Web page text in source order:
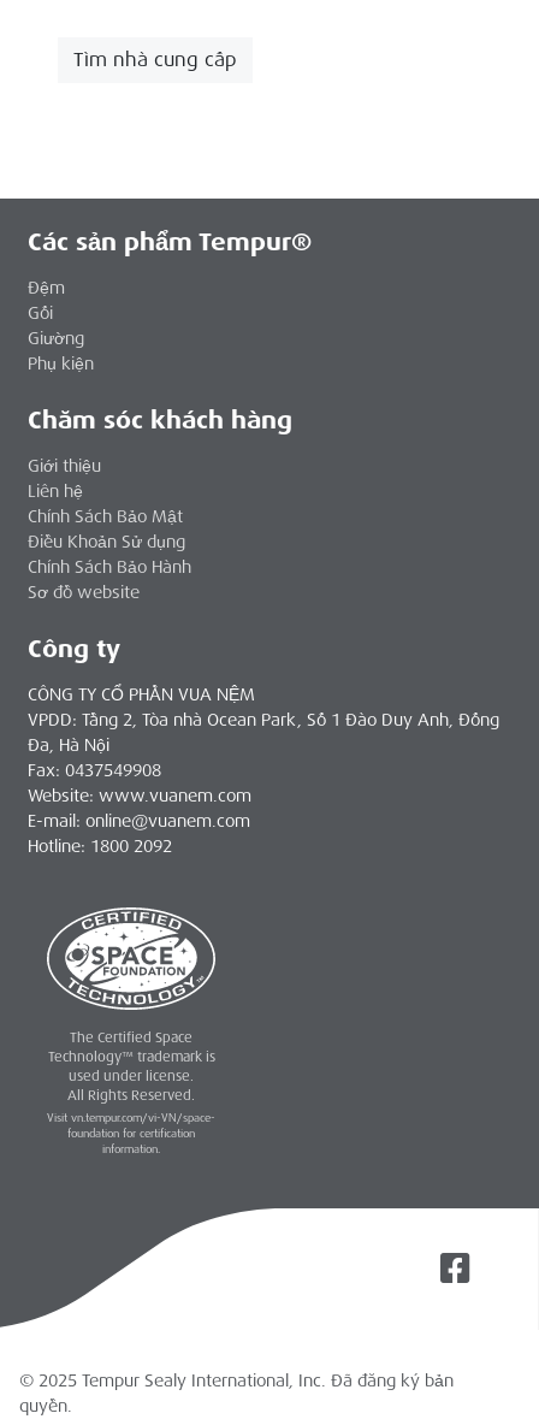
Tìm nhà cung cấp
Các sản phẩm Tempur®
Đệm
Gối
Giường
Phụ kiện
Chăm sóc khách hàng
Giới thiệu
Liên hệ
Chính Sách Bảo Mật
Điều Khoản Sử dụng
Chính Sách Bảo Hành
Sơ đồ website
Công ty
CÔNG TY CỔ PHẦN VUA NỆM
VPDD: Tầng 2, Tòa nhà Ocean Park, Số 1 Đào Duy Anh, Đống
Đa, Hà Nội
Fax: 0437549908
Website: www.vuanem.com
E-mail: online@vuanem.com
Hotline: 1800 2092
The Certified Space
Technology™ trademark is
used under license.
All Rights Reserved.
Visit vn.tempur.com/vi-VN/space-
foundation for certification
information.
© 2025 Tempur Sealy International, Inc. Đã đăng ký bản
quyền.